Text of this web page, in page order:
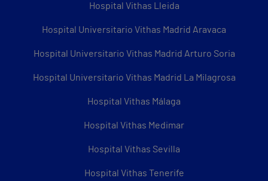
Hospital Vithas Lleida
Hospital Universitario Vithas Madrid Aravaca
Hospital Universitario Vithas Madrid Arturo Soria
Hospital Universitario Vithas Madrid La Milagrosa
Hospital Vithas Málaga
Hospital Vithas Medimar
Hospital Vithas Sevilla
Hospital Vithas Tenerife